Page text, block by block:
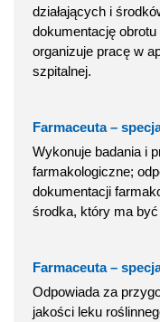
działających i
dokumentację
organizuje pracę w
szpitalnej.
Farmaceuta –
Wykonuje badania i
farmakologiczne;
dokumentacji
środka, który ma
Farmaceuta –
Odpowiada za
jakości leku